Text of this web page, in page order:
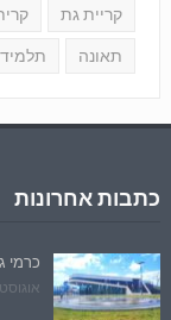
קריית גת
תאונה
כתבות אחרונות
כרמי
אוגוסט 22, 2025